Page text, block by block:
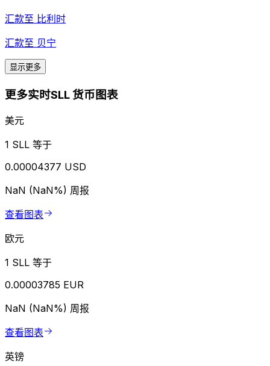
汇款至 比利时
汇款至 贝宁
显示更多
更多实时SLL 货币图表
美元
1 SLL 等于
0.00004377 USD
NaN (NaN%) 周报
查看图表
欧元
1 SLL 等于
0.00003785 EUR
NaN (NaN%) 周报
查看图表
英镑